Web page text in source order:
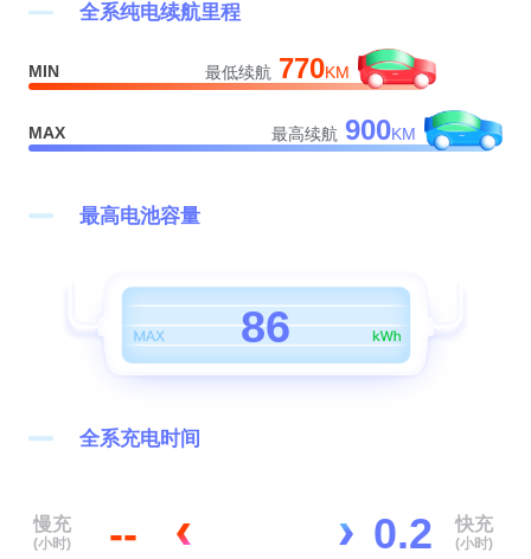
全系纯电续航里程
MIN 最低续航 770KM
MAX 最高续航 900KM
最高电池容量
3
4
5
8
2
3
6
全系充电时间
慢充
(小时) -- 0.0
快充
(小时)